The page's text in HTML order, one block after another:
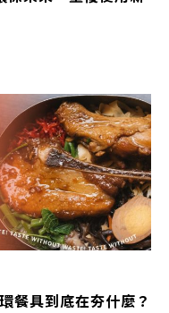
餐具到底在夯什麼？